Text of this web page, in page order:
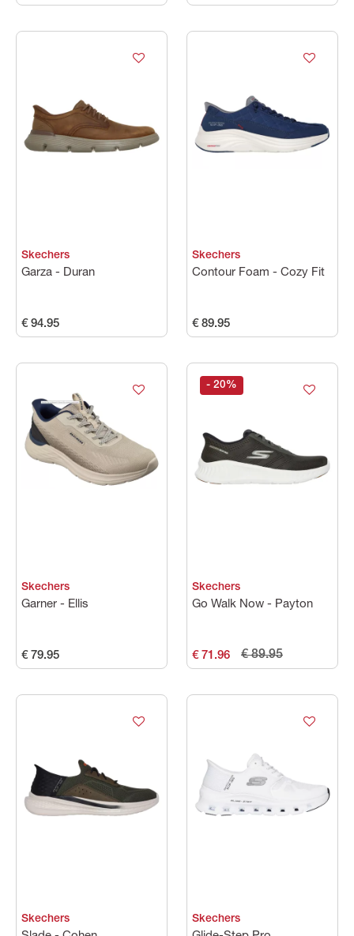
Skechers
Garza - Duran
€ 94.95
Skechers
Contour Foam - Cozy Fit
€ 89.95
Skechers
Garner - Ellis
€ 79.95
Skechers
Go Walk Now - Payton
€ 71.96 € 89.95
- 20%
Skechers Skechers